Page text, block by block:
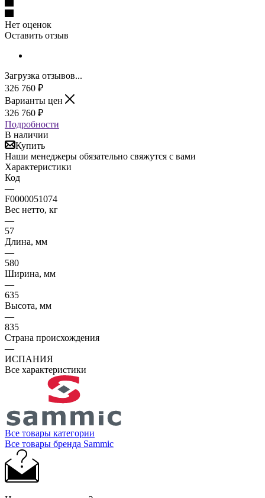
Нет оценок
Оставить отзыв
Загрузка отзывов...
326 760 ₽
Варианты цен
326 760 ₽
Подробности
В наличии
Купить
Наши менеджеры обязательно свяжутся с вами
Характеристики
Код
—
F0000051074
Вес нетто, кг
—
57
Длина, мм
—
580
Ширина, мм
—
635
Высота, мм
—
835
Страна происхождения
—
ИСПАНИЯ
Все характеристики
Все товары категории
Все товары бренда Sammic